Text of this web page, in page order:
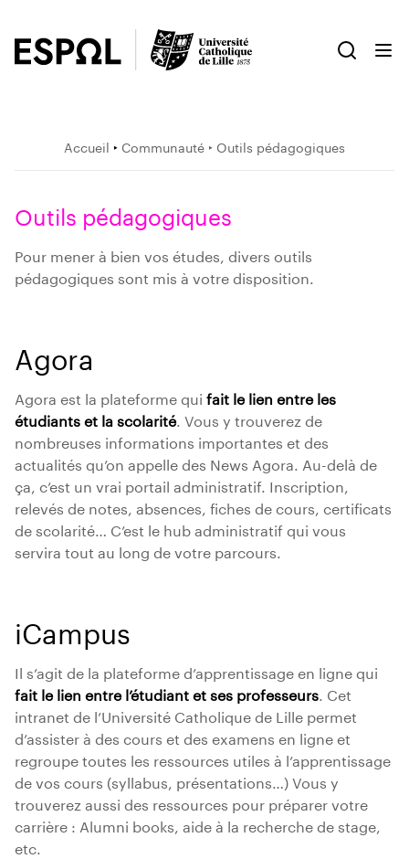
Accueil ‣ Communauté ‣ Outils pédagogiques
Outils pédagogiques
Pour mener à bien vos études, divers outils
pédagogiques sont mis à votre disposition.
Agora
Agora est la plateforme qui fait le lien entre les
étudiants et la scolarité. Vous y trouverez de
nombreuses informations importantes et des
actualités qu’on appelle des News Agora. Au-delà de
ça, c’est un vrai portail administratif. Inscription,
relevés de notes, absences, fiches de cours, certificats
de scolarité… C’est le hub administratif qui vous
servira tout au long de votre parcours.
iCampus
Il s’agit de la plateforme d’apprentissage en ligne qui
fait le lien entre l’étudiant et ses professeurs. Cet
intranet de l’Université Catholique de Lille permet
d’assister à des cours et des examens en ligne et
regroupe toutes les ressources utiles à l’apprentissage
de vos cours (syllabus, présentations…) Vous y
trouverez aussi des ressources pour préparer votre
carrière : Alumni books, aide à la recherche de stage,
etc.